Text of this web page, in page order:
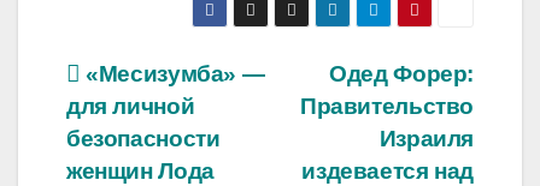
Навигация
по
Одед Форер:
Правительство
Израиля
издевается над
«Месизумба» —
для личной
безопасности
женщин Лода